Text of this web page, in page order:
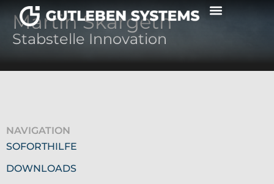
Martin Skargeth
Stabstelle Innovation
NAVIGATION
SOFORTHILFE
DOWNLOADS